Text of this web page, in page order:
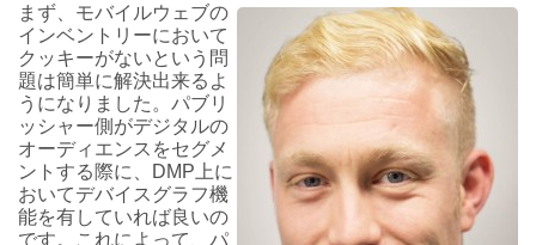
まず、モバイルウェブの
インベントリーにおいて
クッキーがないという問
題は簡単に解決出来るよ
うになりました。パブリ
ッシャー側がデジタルの
オーディエンスをセグメ
ントする際に、DMP上に
おいてデバイスグラフ機
能を有していれば良いの
です。これによって、パ